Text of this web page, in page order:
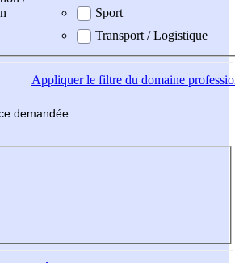
Sport
Transport / Logistique
Appliquerle filtre du domaine
demandée